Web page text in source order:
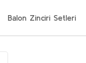
Balon Zinciri Setleri